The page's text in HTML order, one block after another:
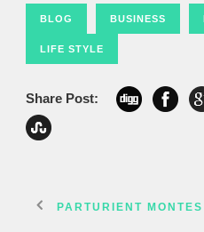
BLOG BUSINESS
LIFE STYLE
Share Post:
PARTURIENT MONTES